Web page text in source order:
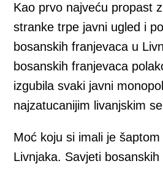
Kao prvo najveću propast
stranke trpe javni ugled i
bosanskih franjevaca u
bosanskih franjevaca
izgubila svaki javni
najzatucanijim livanjskim
Moć koju si imali je
Livnjaka. Savjeti